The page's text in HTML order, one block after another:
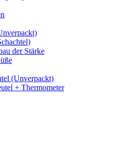
der Stärke
(Unverpackt)
+ Thermometer